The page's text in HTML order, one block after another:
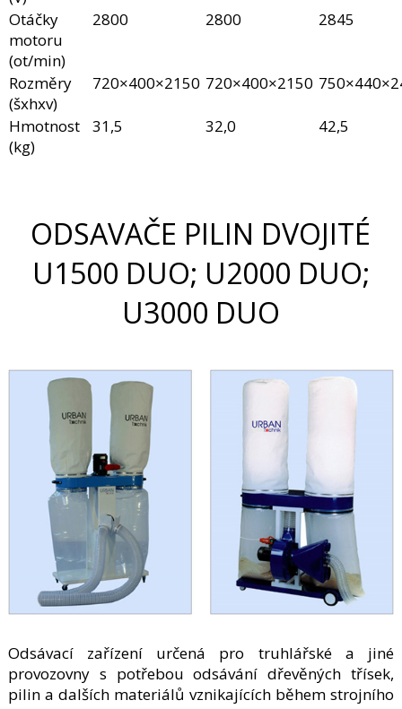
Otáčky
motoru
(ot/min)
2800 2800 2845
Rozměry
(šxhxv)
720×400×2150 720×400×2150
Hmotnost
(kg)
31,5 32,0 42,5
ODSAVAČE PILIN DVOJITÉ
U1500 DUO; U2000 DUO;
U3000 DUO
Odsávací zařízení určená pro truhlářské a jiné
provozovny s potřebou odsávání dřevěných třísek,
pilin a dalších materiálů vznikajících během strojního